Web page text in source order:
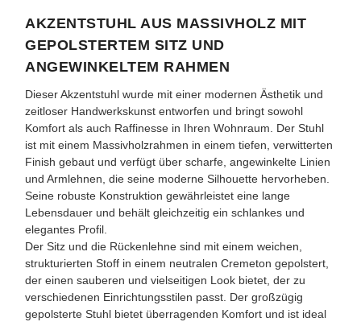
AKZENTSTUHL AUS MASSIVHOLZ MIT
GEPOLSTERTEM SITZ UND
ANGEWINKELTEM RAHMEN
Dieser Akzentstuhl wurde mit einer modernen Ästhetik und
zeitloser Handwerkskunst entworfen und bringt sowohl
Komfort als auch Raffinesse in Ihren Wohnraum. Der Stuhl
ist mit einem Massivholzrahmen in einem tiefen, verwitterten
Finish gebaut und verfügt über scharfe, angewinkelte Linien
und Armlehnen, die seine moderne Silhouette hervorheben.
Seine robuste Konstruktion gewährleistet eine lange
Lebensdauer und behält gleichzeitig ein schlankes und
elegantes Profil.
Der Sitz und die Rückenlehne sind mit einem weichen,
strukturierten Stoff in einem neutralen Cremeton gepolstert,
der einen sauberen und vielseitigen Look bietet, der zu
verschiedenen Einrichtungsstilen passt. Der großzügig
gepolsterte Stuhl bietet überragenden Komfort und ist ideal